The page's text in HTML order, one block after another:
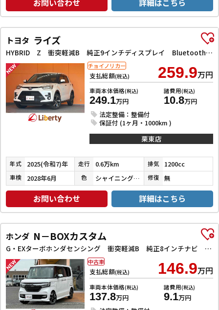
お問い合わせ 詳細はこちら
トヨタ ライズ
HYBRID Z 衝突軽減B 純正9インチディスプレイ Bluetooth対応 パノラミックビューモニター アダプティブクルーズコントロール 電子パーキング 前席シートヒーター LEDヘッドライト スマートキー
支払総額(税込) 259.9万円
車両本体価格(税込)
249.1万円
諸費用(税込)
10.8万円
法定整備：整備付
保証付 (1ヶ月・1000km )
チョイノリカー
栗東店
年式 2025(令和7)年 走行 0.6万km 排気 1200cc
車検 2028年6月 色 シャイニングホワイトパール 修復 無
お問い合わせ 詳細はこちら
ホンダ N－BOXカスタム
G・EXターボホンダセンシング 衝突軽減B 純正8インチナビ Bluetooth対応 Bカメラ ビルドインETC ハーフレザーシート 両側自動ドア アダプティブクルーズコントロール 革巻きステアリング パドルシフト LEDヘッドライ
支払総額(税込) 146.9万円
車両本体価格(税込)
137.8万円
諸費用(税込)
9.1万円
中古車